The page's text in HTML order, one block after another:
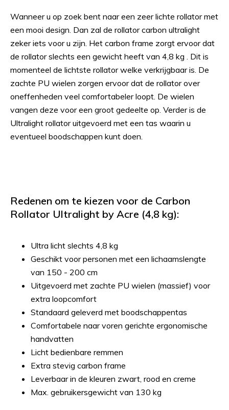
Wanneer u op zoek bent naar een zeer lichte rollator met
een mooi design. Dan zal de rollator carbon ultralight
zeker iets voor u zijn. Het carbon frame zorgt ervoor dat
de rollator slechts een gewicht heeft van 4,8 kg . Dit is
momenteel de lichtste rollator welke verkrijgbaar is. De
zachte PU wielen zorgen ervoor dat de rollator over
oneffenheden veel comfortabeler loopt. De wielen
vangen deze voor een groot gedeelte op. Verder is de
Ultralight rollator uitgevoerd met een tas waarin u
eventueel boodschappen kunt doen.
Redenen om te kiezen voor de Carbon
Rollator Ultralight by Acre (4,8 kg):
Ultra licht slechts 4,8 kg
Geschikt voor personen met een lichaamslengte
van 150 - 200 cm
Uitgevoerd met zachte PU wielen (massief) voor
extra loopcomfort
Standaard geleverd met boodschappentas
Comfortabele naar voren gerichte ergonomische
handvatten
Licht bedienbare remmen
Extra stevig carbon frame
Leverbaar in de kleuren zwart, rood en creme
Max. gebruikersgewicht van 130 kg